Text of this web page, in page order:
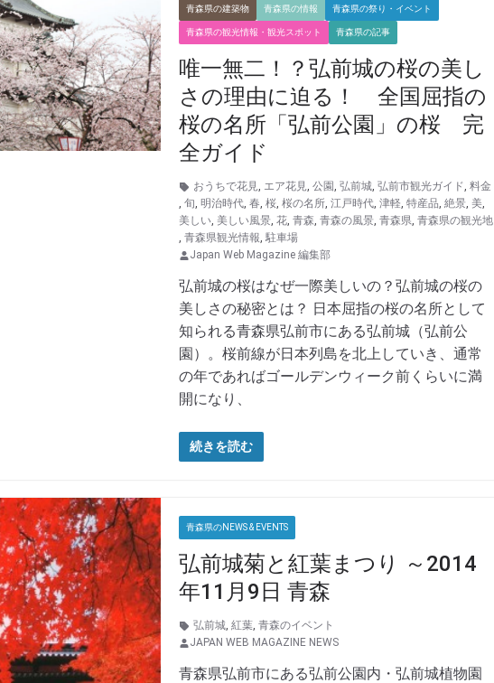
青森県の建築物 青森県の情報 青森県の祭り・イベント
青森県の観光情報・観光スポット 青森県の記事
唯一無二！？弘前城の桜の美し
さの理由に迫る！ 全国屈指の
桜の名所「弘前公園」の桜 完
全ガイド
おうちで花見, エア花見, 公園, 弘前城, 弘前市観光ガイド, 料金
, 旬, 明治時代, 春, 桜, 桜の名所, 江戸時代, 津軽, 特産品, 絶景, 美,
美しい, 美しい風景, 花, 青森, 青森の風景, 青森県, 青森県の観光地
, 青森県観光情報, 駐車場
Japan Web Magazine 編集部
弘前城の桜はなぜ一際美しいの？弘前城の桜の
美しさの秘密とは？ 日本屈指の桜の名所として
知られる青森県弘前市にある弘前城（弘前公
園）。桜前線が日本列島を北上していき、通常
の年であればゴールデンウィーク前くらいに満
開になり、
続きを読む
青森県のNEWS & EVENTS
弘前城菊と紅葉まつり ～2014
年11月9日 青森
弘前城, 紅葉, 青森のイベント
JAPAN WEB MAGAZINE NEWS
青森県弘前市にある弘前公園内・弘前城植物園